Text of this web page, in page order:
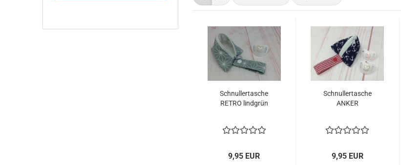
Schnullertasche
RETRO lindgrün
9,95 EUR
Schnullertasche
ANKER
9,95 EUR